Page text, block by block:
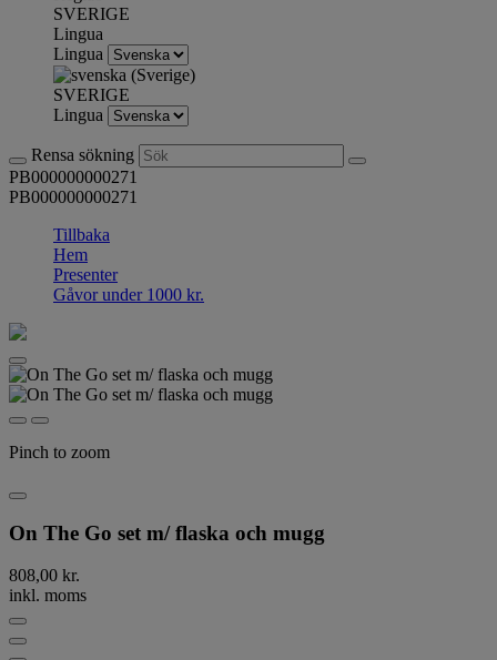
SVERIGE
Lingua
Lingua
SVERIGE
Lingua
Rensa sökning
PB000000000271
PB000000000271
Tillbaka
Hem
Presenter
Gåvor under 1000 kr.
Pinch to zoom
On The Go set m/ flaska och mugg
808,00 kr.
inkl. moms